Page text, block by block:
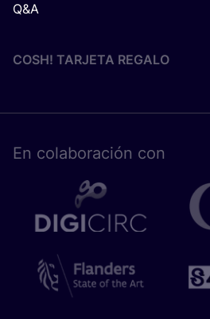
Q&A
COSH! TARJETA REGALO
En cola­bo­ra­ción con